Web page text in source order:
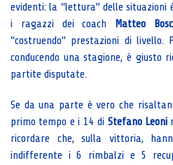
evidenti: la “lettura” delle situazioni
i ragazzi dei coach
Matteo
“costruendo” prestazioni di livello.
conducendo una stagione, è giusto
partite disputate.
Se da una parte è vero che
primo tempo e i 14 di Stefano Leoni
ricordare che, sulla vittoria,
indifferente i 6 rimbalzi e 5